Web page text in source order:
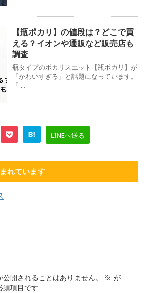
【瓶ポカリ】の値段は？どこで買
える？イオンや通販など販売店も
調査
瓶タイプのポカリスエット【瓶ポカリ】が
「かわいすぎる」と話題になっています。
「 ...
B! LINEへ送る
れています
開されることはありません。 ※ が
須項目です